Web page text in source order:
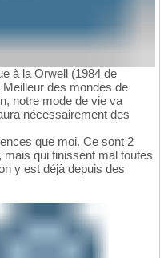
à la Orwell (1984 de
des mondes de
notre mode de vie va
nécessairement des
que moi. Ce sont 2
qui finissent mal toutes
y est déjà depuis des